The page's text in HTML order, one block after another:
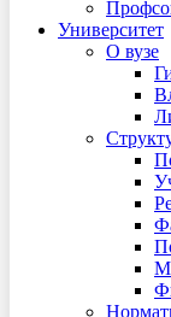
Университет
О вузе